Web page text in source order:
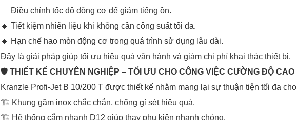
🔹 Điều chỉnh tốc độ động cơ để giảm tiếng ồn.
🔹 Tiết kiệm nhiên liệu khi không cần công suất tối đa.
🔹 Hạn chế hao mòn động cơ trong quá trình sử dụng lâu dài.
Đây là giải pháp giúp tối ưu hiệu quả vận hành và giảm chi phí khai thác thiết bị.
🛡️ THIẾT KẾ CHUYÊN NGHIỆP – TỐI ƯU CHO CÔNG VIỆC CƯỜNG ĐỘ CAO
Kranzle Profi-Jet B 10/200 T được thiết kế nhằm mang lại sự thuận tiện tối đa
🏗️ Khung gầm inox chắc chắn, chống gỉ sét hiệu quả.
🏗️ Hệ thống cắm nhanh D12 giúp thay phụ kiện nhanh chóng.